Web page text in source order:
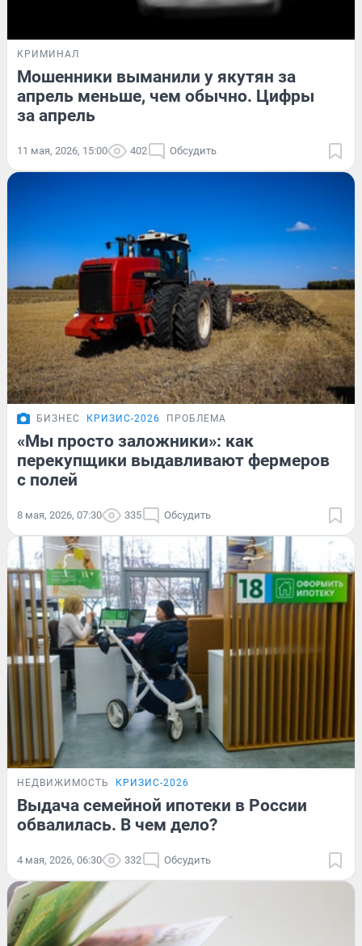
КРИМИНАЛ
Мошенники выманили у якутян за
апрель меньше, чем обычно. Цифры
за апрель
11 мая, 2026, 15:00 402 Обсудить
БИЗНЕС КРИЗИС-2026 ПРОБЛЕМА
«Мы просто заложники»: как
перекупщики выдавливают фермеров
с полей
8 мая, 2026, 07:30 335 Обсудить
НЕДВИЖИМОСТЬ КРИЗИС-2026
Выдача семейной ипотеки в России
обвалилась. В чем дело?
4 мая, 2026, 06:30 332 Обсудить